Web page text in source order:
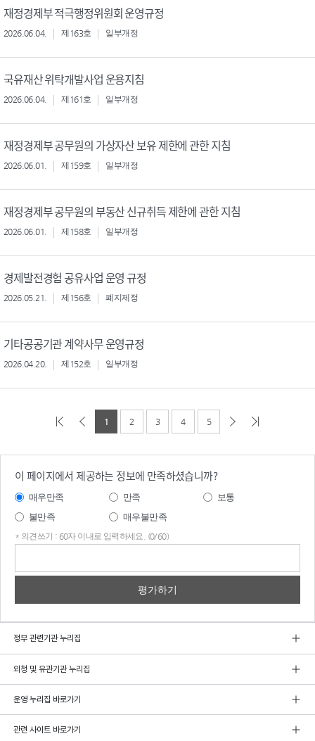
재정경제부 적극행정위원회 운영규정
2026.06.04. 제163호 일부개정
국유재산 위탁개발사업 운용지침
2026.06.04. 제161호 일부개정
재정경제부 공무원의 가상자산 보유 제한에 관한 지침
2026.06.01. 제159호 일부개정
재정경제부 공무원의 부동산 신규취득 제한에 관한 지침
2026.06.01. 제158호 일부개정
경제발전경험 공유사업 운영 규정
2026.05.21. 제156호 폐지제정
기타공공기관 계약사무 운영규정
2026.04.20. 제152호 일부개정
1 2 3 4 5
이 페이지에서 제공하는 정보에 만족하셨습니까?
매우만족 만족
보통
불만족
매우불만족
* 의견쓰기 : 60자 이내로 입력하세요. (0/60)
정부 관련기관 누리집
외청 및 유관기관 누리집
운영 누리집 바로가기
관련 사이트 바로가기